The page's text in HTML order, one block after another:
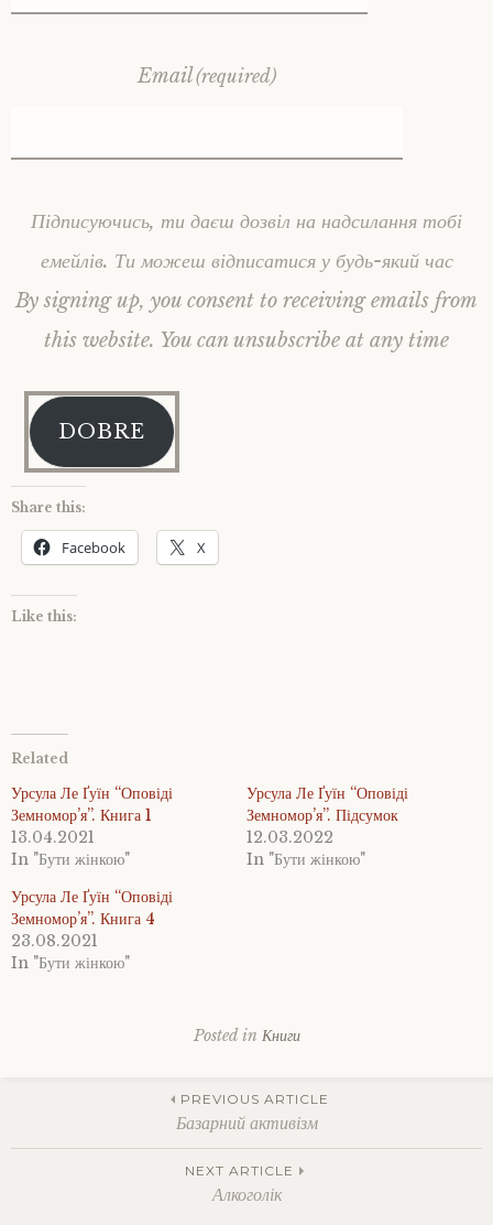
Email(required)
Підписуючись, ти даєш дозвіл на надсилання тобі
емейлів. Ти можеш відписатися у будь-який час
By signing up, you consent to receiving emails from
this website. You can unsubscribe at any time
DOBRE
Share this:
Facebook X
Like this:
Related
Урсула Ле Ґуїн “Оповіді
Земномор’я”. Книга 1
13.04.2021
In "Бути жінкою"
Урсула Ле Ґуїн “Оповіді
Земномор’я”. Підсумок
12.03.2022
In "Бути жінкою"
Урсула Ле Ґуїн “Оповіді
Земномор’я”. Книга 4
23.08.2021
In "Бути жінкою"
Posted in Книги
земномор'я
урсула
navigation
PREVIOUS ARTICLE
Базарний активізм
NEXT ARTICLE
Алкоголік